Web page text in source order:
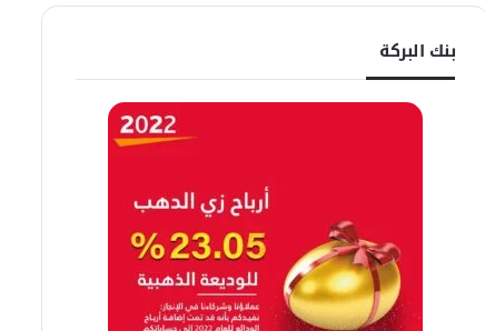
بنك البركة